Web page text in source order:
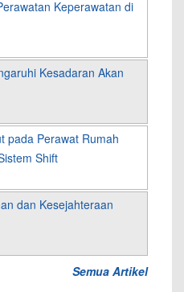
Keperawatan di
Kesadaran Akan
pada Perawat Rumah
Shift
dan Kesejahteraan
Semua Artikel